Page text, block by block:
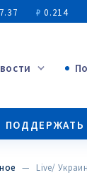
₽ 0.214
+144
ПОДДЕРЖАТЬ
— Live/